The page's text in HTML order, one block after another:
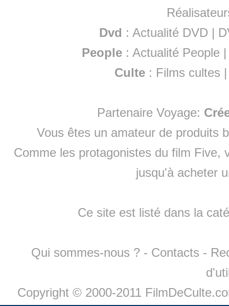
Dvd : Actualité DVD |
People :Actualité People
Culte : Films cultes
Partenaire Voyage:
Vous êtes un amateur de produits
Comme les protagonistes du film Five,
jusqu'à acheter
Ce site est listé dans la
Qui sommes-nous ? - Contacts -
Copyright © 2000-2011